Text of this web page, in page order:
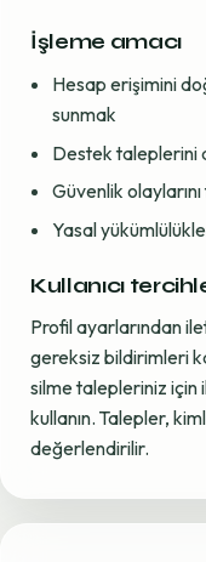
İşleme amacı
Hesap erişimini
sunmak
Destek taleplerini
Güvenlik
Yasal
Kullanıcı
Profil ayarlarından
gereksiz bildirimleri
silme talepleriniz için
kullanın. Talepler,
değerlendirilir.